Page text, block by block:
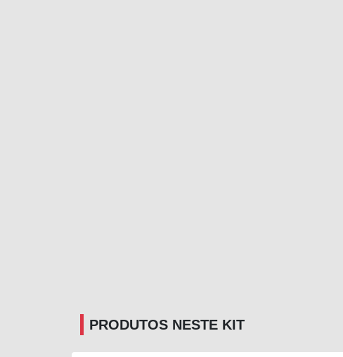
PRODUTOS NESTE KIT